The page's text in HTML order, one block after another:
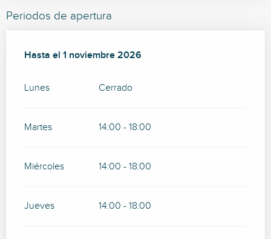
Periodos de apertura
Del11 abril 2026al1 noviembre 2026
Hasta el 1 noviembre 2026
Lunes Cerrado
Martes 14:00 - 18:00
Miércoles 14:00 - 18:00
Jueves 14:00 - 18:00